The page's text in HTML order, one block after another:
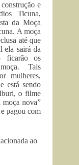
e
Ticuna,
da Moça
A moça
até que
ela sairá da
ficarão os
Tais
mulheres,
está sendo
o filme
moça nova”
pagou com
ao